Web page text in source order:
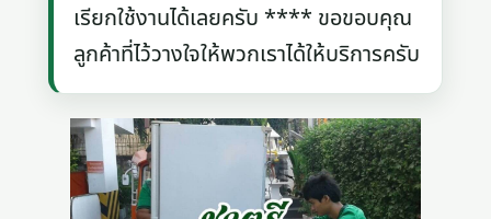
เรียกใช้งานได้เลยครับ **** ขอขอบคุณ
ลูกค้าที่ไว้วางใจให้พวกเราได้ให้บริการครับ